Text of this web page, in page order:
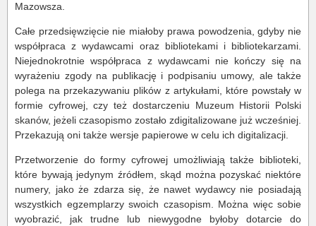
Mazowsza.
Całe przedsięwzięcie nie miałoby prawa powodzenia, gdyby nie
współpraca z wydawcami oraz bibliotekami i bibliotekarzami.
Niejednokrotnie współpraca z wydawcami nie kończy się na
wyrażeniu zgody na publikację i podpisaniu umowy, ale także
polega na przekazywaniu plików z artykułami, które powstały w
formie cyfrowej, czy też dostarczeniu Muzeum Historii Polski
skanów, jeżeli czasopismo zostało zdigitalizowane już wcześniej.
Przekazują oni także wersje papierowe w celu ich digitalizacji.
Przetworzenie do formy cyfrowej umożliwiają także biblioteki,
które bywają jedynym źródłem, skąd można pozyskać niektóre
numery, jako że zdarza się, że nawet wydawcy nie posiadają
wszystkich egzemplarzy swoich czasopism. Można więc sobie
wyobrazić, jak trudne lub niewygodne byłoby dotarcie do